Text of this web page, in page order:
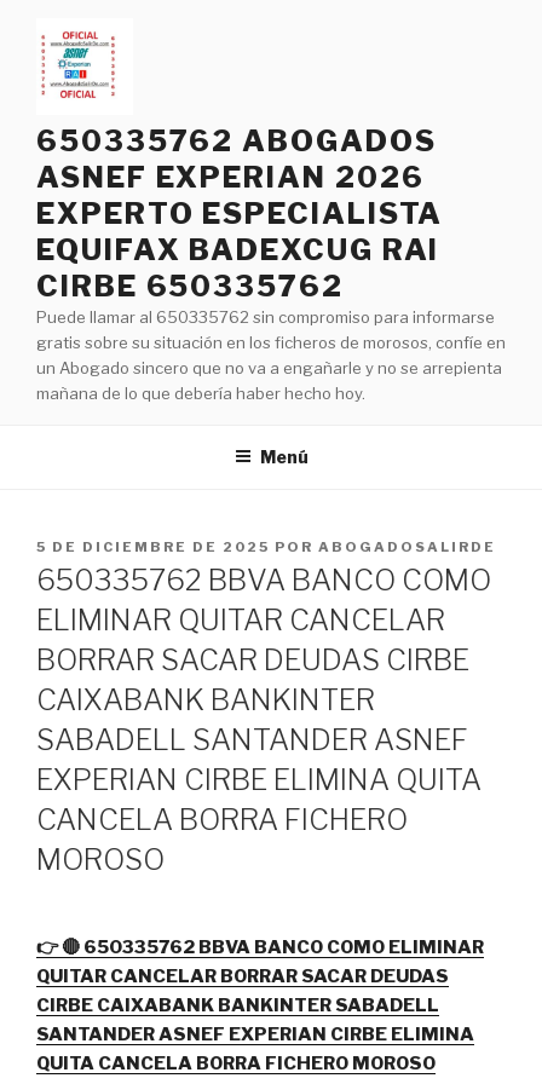
contenido
650335762 ABOGADOS
ASNEF EXPERIAN 2026
EXPERTO ESPECIALISTA
EQUIFAX BADEXCUG RAI
CIRBE 650335762
Puede llamar al 650335762 sin compromiso para informarse
gratis sobre su situación en los ficheros de morosos, confíe en
un Abogado sincero que no va a engañarle y no se arrepienta
mañana de lo que debería haber hecho hoy.
Menú
PUBLICADO
EL
5 DE DICIEMBRE DE 2025 POR ABOGADOSALIRDE
650335762 BBVA BANCO COMO
ELIMINAR QUITAR CANCELAR
BORRAR SACAR DEUDAS CIRBE
CAIXABANK BANKINTER
SABADELL SANTANDER ASNEF
EXPERIAN CIRBE ELIMINA QUITA
CANCELA BORRA FICHERO
MOROSO
👉 🔴 650335762 BBVA BANCO COMO ELIMINAR
QUITAR CANCELAR BORRAR SACAR DEUDAS
CIRBE CAIXABANK BANKINTER SABADELL
SANTANDER ASNEF EXPERIAN CIRBE ELIMINA
QUITA CANCELA BORRA FICHERO MOROSO